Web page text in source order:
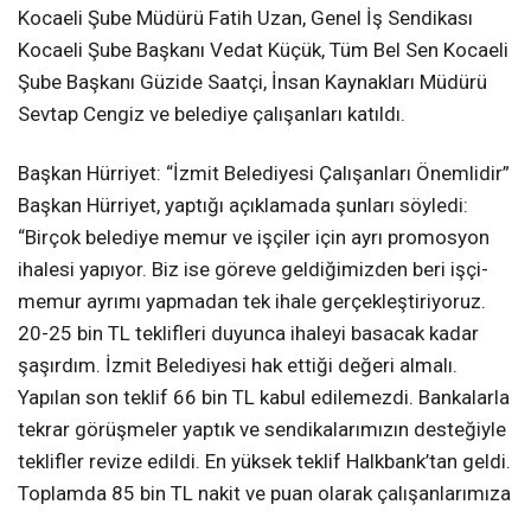
Kocaeli Şube Müdürü Fatih Uzan, Genel İş Sendikası
Kocaeli Şube Başkanı Vedat Küçük, Tüm Bel Sen Kocaeli
Şube Başkanı Güzide Saatçi, İnsan Kaynakları Müdürü
Sevtap Cengiz ve belediye çalışanları katıldı.
Başkan Hürriyet: “İzmit Belediyesi Çalışanları Önemlidir”
Başkan Hürriyet, yaptığı açıklamada şunları söyledi:
“Birçok belediye memur ve işçiler için ayrı promosyon
ihalesi yapıyor. Biz ise göreve geldiğimizden beri işçi-
memur ayrımı yapmadan tek ihale gerçekleştiriyoruz.
20-25 bin TL teklifleri duyunca ihaleyi basacak kadar
şaşırdım. İzmit Belediyesi hak ettiği değeri almalı.
Yapılan son teklif 66 bin TL kabul edilemezdi. Bankalarla
tekrar görüşmeler yaptık ve sendikalarımızın desteğiyle
teklifler revize edildi. En yüksek teklif Halkbank’tan geldi.
Toplamda 85 bin TL nakit ve puan olarak çalışanlarımıza